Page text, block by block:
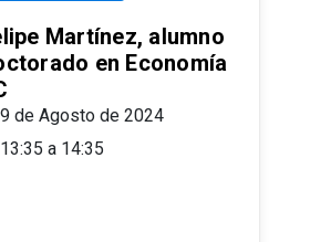
Martínez, alumno
en Economía
9 de Agosto de 2024
13:35 a 14:35